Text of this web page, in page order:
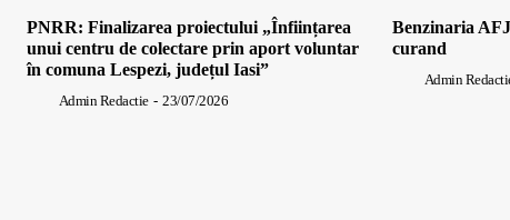
PNRR: Finalizarea proiectului „Înființarea
unui centru de colectare prin aport voluntar
în comuna Lespezi, județul Iasi”
Admin Redactie - 23/07/2026
Benzinaria
curand
Admin